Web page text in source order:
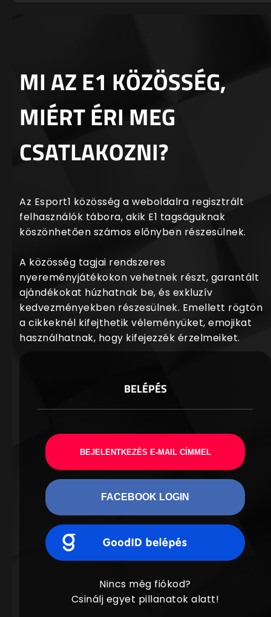
MI AZ E1 KÖZÖSSÉG,
MIÉRT ÉRI MEG
CSATLAKOZNI?
Az Esport1 közösség a weboldalra regisztrált
felhasználók tábora, akik E1 tagságuknak
köszönhetően számos előnyben részesülnek.
A közösség tagjai rendszeres
nyereményjátékokon vehetnek részt, garantált
ajándékokat húzhatnak be, és exkluzív
kedvezményekben részesülnek. Emellett rögtön
a cikkeknél kifejthetik véleményüket, emojikat
használhatnak, hogy kifejezzék érzelmeiket.
BELÉPÉS
BEJELENTKEZÉS E-MAIL CÍMMEL
FACEBOOK LOGIN
Nincs még fiókod?
Csinálj egyet pillanatok alatt!